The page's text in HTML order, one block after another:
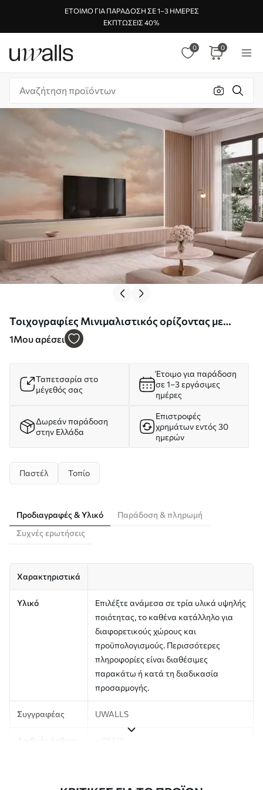
ΈΤΟΙΜΟ ΓΙΑ ΠΑΡΆΔΟΣΗ ΣΕ 1–3 ΗΜΈΡΕΣ
ΕΚΠΤΏΣΕΙΣ 40%
0 0
Τοιχογραφίες Μινιμαλιστικός ορίζοντας με
παστέλ σύννεφα Nr. w05516
1Μου αρέσει
Ταπετσαρία στο
μέγεθός σας
Έτοιμο για παράδοση
σε 1–3 εργάσιμες
ημέρες
Δωρεάν παράδοση
στην Ελλάδα
Επιστροφές
χρημάτων εντός 30
ημερών
Παστέλ Τοπίο
Προδιαγραφές & Υλικό
Παράδοση & πληρωμή
Συχνές ερωτήσεις
Χαρακτηριστικά
Υλικό
Επιλέξτε ανάμεσα σε τρία υλικά υψηλής
ποιότητας, το καθένα κατάλληλο για
διαφορετικούς χώρους και
προϋπολογισμούς. Περισσότερες
πληροφορίες είναι διαθέσιμες
παρακάτω ή κατά τη διαδικασία
προσαρμογής.
Συγγραφέας UWALLS
Αριθμός άρθρου